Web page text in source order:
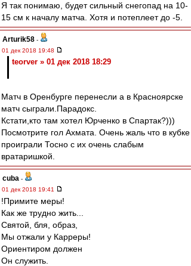
Я так понимаю, будет сильный снегопад на 10-
15 см к началу матча. Хотя и потеплеет до -5.
Arturik58 -
01 дек 2018 19:48
teorver » 01 дек 2018 18:29
Матч в Оренбурге перенесли а в Красноярске
матч сыграли.Парадокс.
Кстати,кто там хотел Юрченко в Спартак?)))
Посмотрите гол Ахмата. Очень жаль что в кубке
проиграли Тосно с их очень слабым
вратаришкой.
cuba -
01 дек 2018 19:41
!Примите меры!
Как же трудно жить...
Святой, бля, образ,
Мы отжали у Карреры!
Ориентиром должен
Он служить.